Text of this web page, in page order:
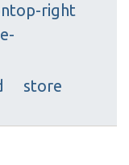
right
store